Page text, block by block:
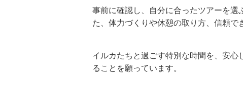
事前に確認し、自分に合ったツアーを選
た、体力づくりや休憩の取り方、信頼で
イルカたちと過ごす特別な時間を、安
ることを願っています。